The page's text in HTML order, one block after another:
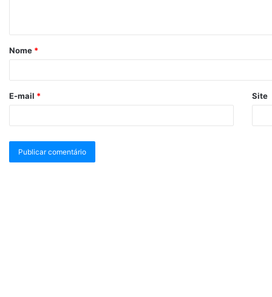
Nome *
E-mail * Site